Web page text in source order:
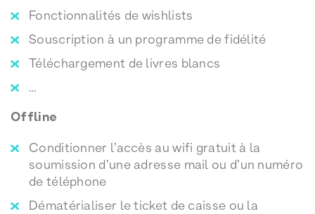
Fonctionnalités de wishlists
Souscription à un programme de fidélité
Téléchargement de livres blancs
…
Offline
Conditionner l’accès au wifi gratuit à la
soumission d’une adresse mail ou d’un numéro
de téléphone
Dématérialiser le ticket de caisse ou la